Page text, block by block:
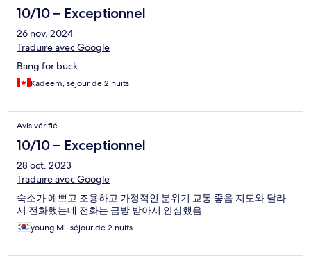
10/10 – Exceptionnel
26 nov. 2024
Traduire avec Google
Bang for buck
Kadeem, séjour de 2 nuits
Avis vérifié
10/10 – Exceptionnel
28 oct. 2023
Traduire avec Google
숙소가 예쁘고 조용하고 가정적인 분위기 교통 좋음 지도와 달라
서 전화했는데 전화는 금방 받아서 안심했음
young Mi, séjour de 2 nuits